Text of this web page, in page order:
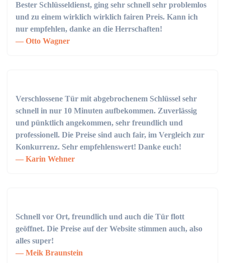
Bester Schlüsseldienst, ging sehr schnell sehr problemlos
und zu einem wirklich wirklich fairen Preis. Kann ich
nur empfehlen, danke an die Herrschaften!
Otto Wagner
Verschlossene Tür mit abgebrochenem Schlüssel sehr
schnell in nur 10 Minuten aufbekommen. Zuverlässig
und pünktlich angekommen, sehr freundlich und
professionell. Die Preise sind auch fair, im Vergleich zur
Konkurrenz. Sehr empfehlenswert! Danke euch!
Karin Wehner
Schnell vor Ort, freundlich und auch die Tür flott
geöffnet. Die Preise auf der Website stimmen auch, also
alles super!
Meik Braunstein